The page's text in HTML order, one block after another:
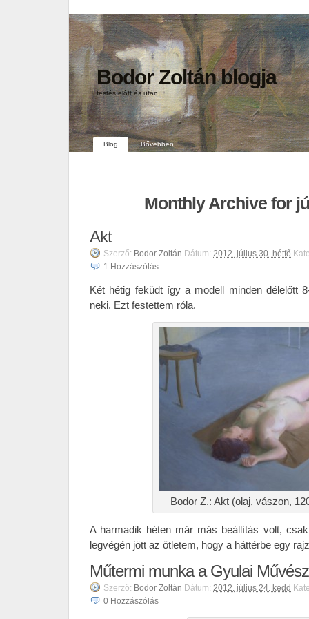
Bodor Zoltán blogja
festés elôtt és után
Blog Bővebben
Monthly Archive for
Akt
Szerző: Bodor Zoltán Dátum: 2012. július 30. hétfő
1 Hozzászólás
Két hétig feküdt így a modell minden délelőtt
neki. Ezt festettem róla.
Bodor Z.: Akt (olaj, vászon,
A harmadik héten már más beállítás volt,
legvégén jött az ötletem, hogy a háttérbe egy
Műtermi munka a Gyulai
Szerző: Bodor Zoltán Dátum: 2012. július 24. kedd
0 Hozzászólás